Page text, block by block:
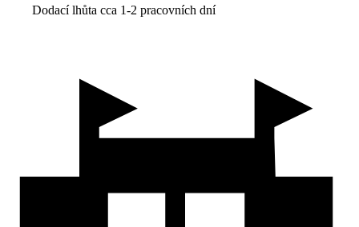
Dodací lhůta cca 1-2 pracovních dní